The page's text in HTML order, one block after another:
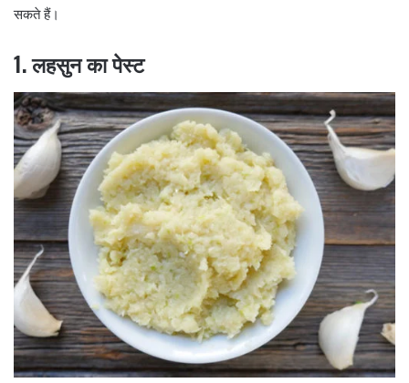
सकते हैं।
1. लहसुन का पेस्ट